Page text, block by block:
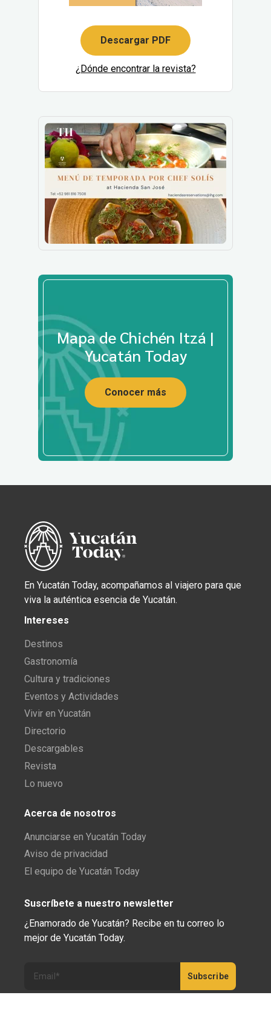
Descargar PDF
¿Dónde encontrar la revista?
Mapa de Chichén Itzá |
Yucatán Today
Conocer más
En Yucatán Today, acompañamos al viajero para que
viva la auténtica esencia de Yucatán.
Intereses
Destinos
Gastronomía
Cultura y tradiciones
Eventos y Actividades
Vivir en Yucatán
Directorio
Descargables
Revista
Lo nuevo
Acerca de nosotros
Anunciarse en Yucatán Today
Aviso de privacidad
El equipo de Yucatán Today
Suscríbete a nuestro newsletter
¿Enamorado de Yucatán? Recibe en tu correo lo
mejor de Yucatán Today.